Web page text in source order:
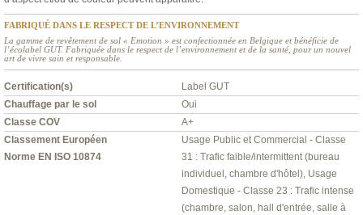
FABRIQUÉ DANS LE RESPECT DE L’ENVIRONNEMENT
La gamme de revêtement de sol « Emotion » est confectionnée en Belgique et bénéficie de
l’écolabel GUT. Fabriquée dans le respect de l’environnement et de la santé, pour un nouvel
art de vivre sain et responsable.
Certification(s)
Label GUT
Chauffage par le sol
Oui
Classe COV
A+
Classement Européen
Norme EN ISO 10874
Usage Public et Commercial - Classe
31 : Trafic faible/intermittent (bureau
individuel, chambre d'hôtel), Usage
Domestique - Classe 23 : Trafic intense
(chambre, salon, hall d'entrée, salle à